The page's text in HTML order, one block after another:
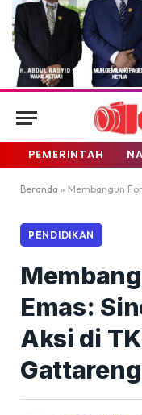
PEMERINTAH
Beranda » Membangun Fondasi
PENDIDIKAN
Emas:
Aksi di